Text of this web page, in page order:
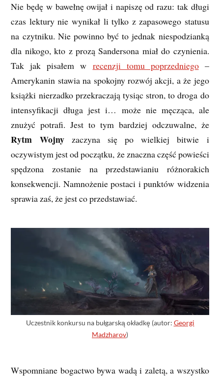
Nie będę w bawełnę owijał i napiszę od razu: tak długi
czas lektury nie wynikał li tylko z zapasowego statusu
na czytniku. Nie powinno być to jednak niespodzianką
dla nikogo, kto z prozą Sandersona miał do czynienia.
Tak jak pisałem w recenzji tomu poprzedniego–
Amerykanin stawia na spokojny rozwój akcji, a że jego
książki nierzadko przekraczają tysiąc stron, to droga do
intensyfikacji długa jest i… może nie męcząca, ale
znużyć potrafi. Jest to tym bardziej odczuwalne, że
Rytm Wojnyzaczyna się po wielkiej bitwie i
oczywistym jest od początku, że znaczna część powieści
spędzona zostanie na przedstawianiu różnorakich
konsekwencji. Namnożenie postaci i punktów widzenia
sprawia zaś, że jest co przedstawiać.
Uczestnik konkursu na bułgarską okładkę (autor: Georgi
Madzharov)
Wspomniane bogactwo bywa wadą i zaletą, a wszystko